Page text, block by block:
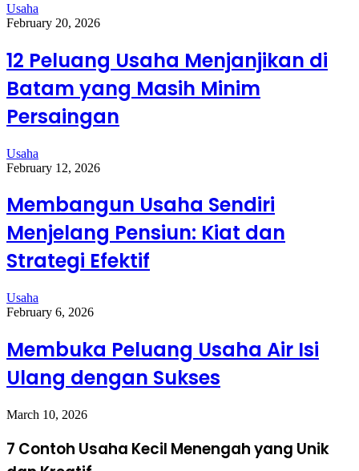
Usaha
February 20, 2026
12 Peluang Usaha Menjanjikan di
Batam yang Masih Minim
Persaingan
Usaha
February 12, 2026
Membangun Usaha Sendiri
Menjelang Pensiun: Kiat dan
Strategi Efektif
Usaha
February 6, 2026
Membuka Peluang Usaha Air Isi
Ulang dengan Sukses
March 10, 2026
7 Contoh Usaha Kecil Menengah yang Unik